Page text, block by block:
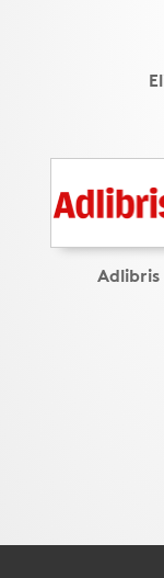
Adlibris